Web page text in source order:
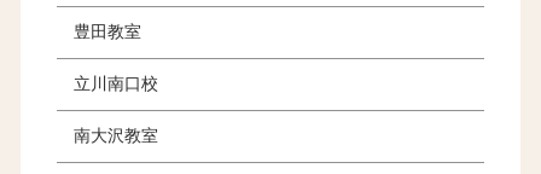
豊田教室
立川南口校
南大沢教室